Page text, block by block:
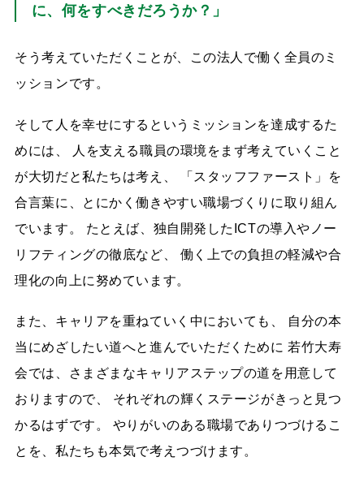
に、何をすべきだろうか？」
そう考えていただくことが、この法人で働く全員のミ
ッションです。
そして人を幸せにするというミッションを達成するた
めには、 人を支える職員の環境をまず考えていくこと
が大切だと私たちは考え、 「スタッフファースト」を
合言葉に、とにかく働きやすい職場づくりに取り組ん
でいます。 たとえば、独自開発したICTの導入やノー
リフティングの徹底など、 働く上での負担の軽減や合
理化の向上に努めています。
また、キャリアを重ねていく中においても、 自分の本
当にめざしたい道へと進んでいただくために 若竹大寿
会では、さまざまなキャリアステップの道を用意して
おりますので、 それぞれの輝くステージがきっと見つ
かるはずです。 やりがいのある職場でありつづけるこ
とを、私たちも本気で考えつづけます。